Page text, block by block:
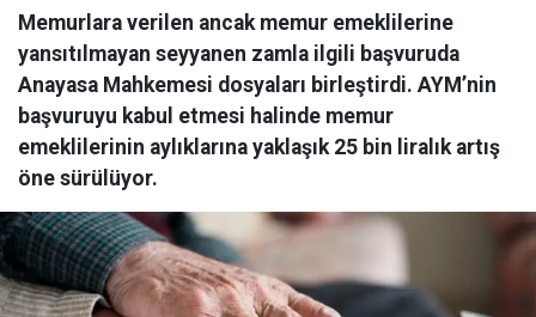
Memurlara verilen ancak memur emeklilerine
yansıtılmayan seyyanen zamla ilgili başvuruda
Anayasa Mahkemesi dosyaları birleştirdi. AYM’nin
başvuruyu kabul etmesi halinde memur
emeklilerinin aylıklarına yaklaşık 25 bin liralık artış
öne sürülüyor.